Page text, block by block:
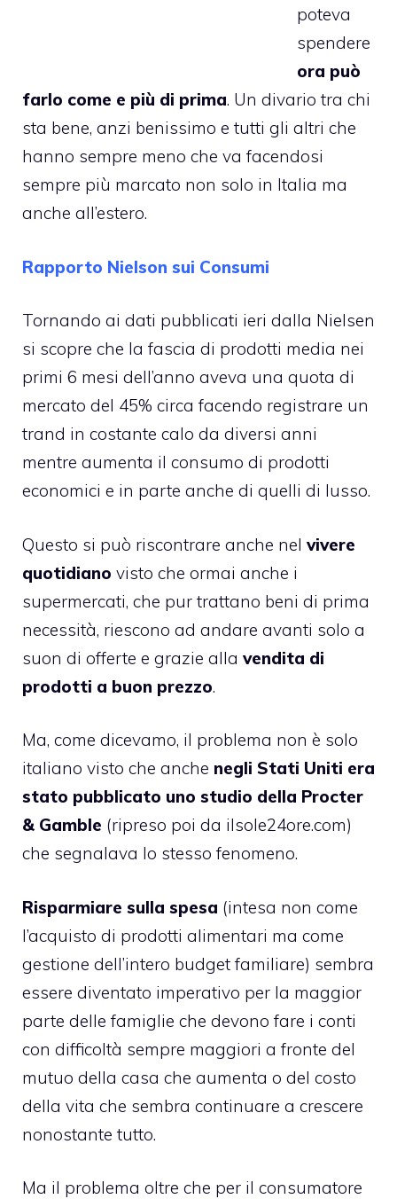
poteva
spendere
ora può
farlo come e più di prima. Un divario tra chi
sta bene, anzi benissimo e tutti gli altri che
hanno sempre meno che va facendosi
sempre più marcato non solo in Italia ma
anche all’estero.
Rapporto Nielson sui Consumi
Tornando ai dati pubblicati ieri dalla Nielsen
si scopre che la fascia di prodotti media nei
primi 6 mesi dell’anno aveva una quota di
mercato del 45% circa facendo registrare un
trand in costante calo da diversi anni
mentre aumenta il consumo di prodotti
economici e in parte anche di quelli di lusso.
Questo si può riscontrare anche nel vivere
quotidiano visto che ormai anche i
supermercati, che pur trattano beni di prima
necessità, riescono ad andare avanti solo a
suon di offerte e grazie alla vendita di
prodotti a buon prezzo.
Ma, come dicevamo, il problema non è solo
italiano visto che anche negli Stati Uniti era
stato pubblicato uno studio della Procter
& Gamble (ripreso poi da ilsole24ore.com)
che segnalava lo stesso fenomeno.
Risparmiare sulla spesa (intesa non come
l’acquisto di prodotti alimentari ma come
gestione dell’intero budget familiare) sembra
essere diventato imperativo per la maggior
parte delle famiglie che devono fare i conti
con difficoltà sempre maggiori a fronte del
mutuo della casa che aumenta o del costo
della vita che sembra continuare a crescere
nonostante tutto.
Ma il problema oltre che per il consumatore